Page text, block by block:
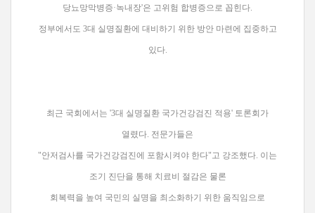
당뇨망막병증·녹내장'은 고위험 합병증으로 꼽힌다.
정부에서도 3대 실명질환에 대비하기 위한 방안 마련에 집중하고
있다.
최근 국회에서는 '3대 실명질환 국가건강검진 적용' 토론회가
열렸다. 전문가들은
"안저검사를 국가건강검진에 포함시켜야 한다"고 강조했다. 이는
조기 진단을 통해 치료비 절감은 물론
회복력을 높여 국민의 실명을 최소화하기 위한 움직임으로